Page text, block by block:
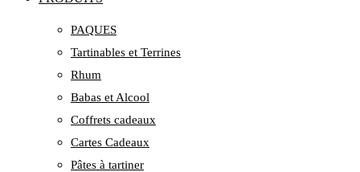
PAQUES
Tartinables et Terrines
Rhum
Babas et Alcool
Coffrets cadeaux
Cartes Cadeaux
Pâtes à tartiner